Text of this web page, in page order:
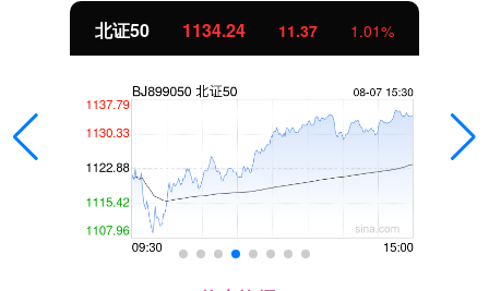
1.01% 创业板指